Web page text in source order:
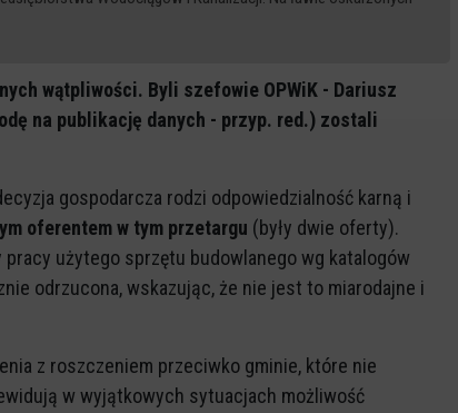
wątpliwości. Byli szefowie OPWiK - Dariusz
na publikację danych - przyp. red.) zostali
gospodarcza rodzi odpowiedzialność karną i
oferentem w tym przetargu (były dwie oferty).
użytego sprzętu budowlanego wg katalogów
odrzucona, wskazując, że nie jest to miarodajne i
z roszczeniem przeciwko gminie, które nie
w wyjątkowych sytuacjach możliwość